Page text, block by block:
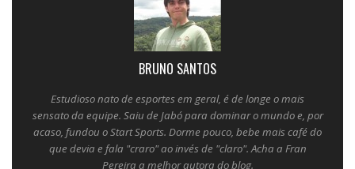
BRUNO SANTOS
Estudioso nato de esportes em geral, é de longe o mais
sensato da equipe. Saiu de Jabó para dominar o mundo e, por
acaso, fundou o Start Sports. Dorme pouco, bebe mais café do
que devia e fala "craro" ao invés de "claro". Acha a Fran
Pereira a melhor autora do blog.